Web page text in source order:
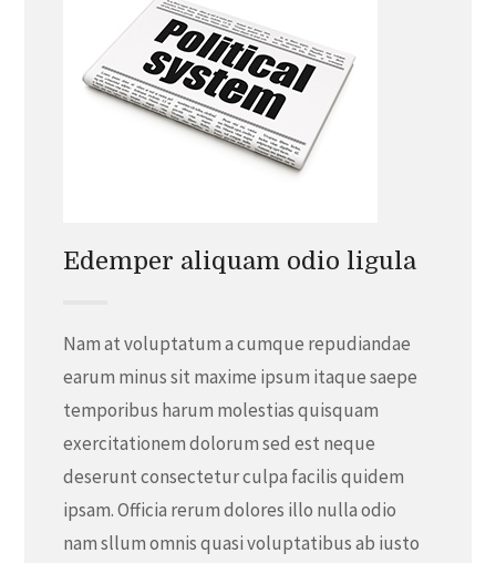
Edemper aliquam odio ligula
Nam at voluptatum a cumque repudiandae
earum minus sit maxime ipsum itaque saepe
temporibus harum molestias quisquam
exercitationem dolorum sed est neque
deserunt consectetur culpa facilis quidem
ipsam. Officia rerum dolores illo nulla odio
nam sllum omnis quasi voluptatibus ab iusto